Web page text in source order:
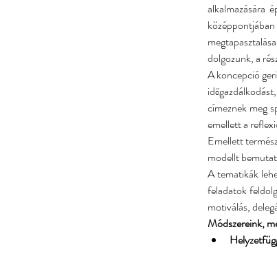
alkalmazására
dolgozunk, a
A koncepció
címeznek meg
emellett a
Emellett
modellt
A tematikák
feladatok
motiválás,
Módszereink,